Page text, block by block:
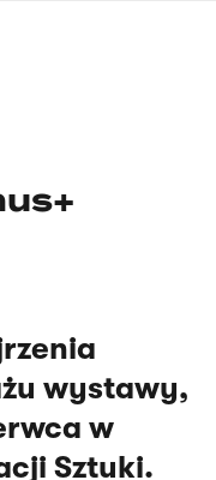
wystawy,
w
Sztuki.